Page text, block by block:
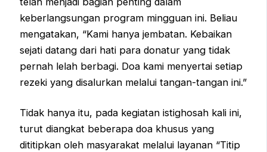
keberlangsungan program mingguan ini. Beliau
mengatakan, “Kami hanya jembatan. Kebaikan
sejati datang dari hati para donatur yang tidak
pernah lelah berbagi. Doa kami menyertai setiap
rezeki yang disalurkan melalui tangan-tangan ini.”
Tidak hanya itu, pada kegiatan istighosah kali ini,
turut diangkat beberapa doa khusus yang
dititipkan oleh masyarakat melalui layanan “Titip